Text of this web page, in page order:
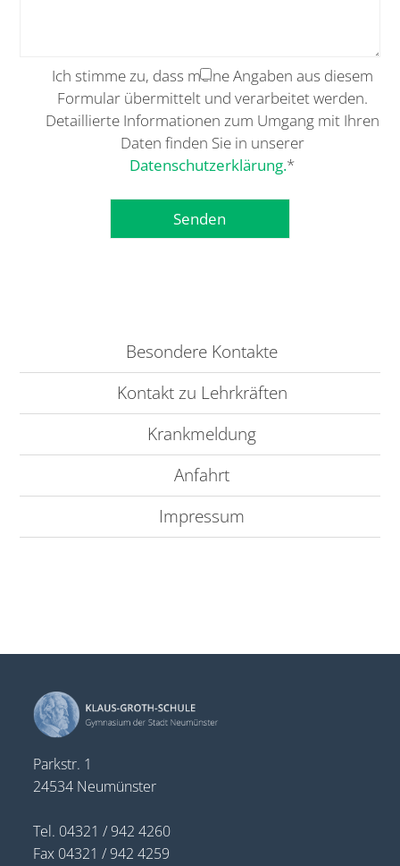
Ich stimme zu, dass meine Angaben aus diesem
Formular übermittelt und verarbeitet werden.
Detaillierte Informationen zum Umgang mit Ihren
Daten finden Sie in unserer
Datenschutzerklärung.*
Besondere Kontakte
Kontakt zu Lehrkräften
Krankmeldung
Anfahrt
Impressum
Parkstr. 1
24534 Neumünster
Tel. 04321 / 942 4260
Fax 04321 / 942 4259